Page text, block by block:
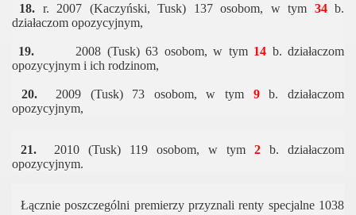
18. r. 2007 (Kaczyński, Tusk) 137 osobom, w tym 34b.
działaczom opozycyjnym,
19.2008 (Tusk) 63 osobom, w tym 14 b. działaczom
opozycyjnym i ich rodzinom,
20.2009 (Tusk) 73 osobom, w tym 9b. działaczom
opozycyjnym,
21. 2010 (Tusk) 119 osobom, w tym 2 b. działaczom
opozycyjnym.
Łącznie poszczególni premierzy przyznali renty specjalne 1038